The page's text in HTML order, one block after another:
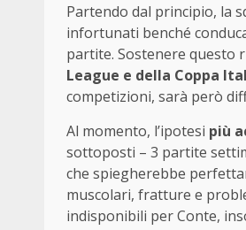
Partendo dal principio, la
infortunati benché
partite. Sostenere questo
League e della Coppa
competizioni, sarà però
Al momento, l’ipotesi più
sottoposti – 3 partite
che spiegherebbe
muscolari, fratture e
indisponibili per Conte,